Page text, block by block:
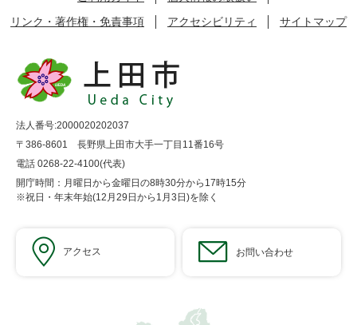
リンク・著作権・免責事項
アクセシビリティ サイトマップ
法人番号:2000020202037
〒386-8601 長野県上田市大手一丁目11番16号
電話 0268-22-4100(代表)
開庁時間：月曜日から金曜日の8時30分から17時15分
※祝日・年末年始(12月29日から1月3日)を除く
アクセス お問い合わせ